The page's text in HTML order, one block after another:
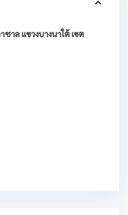
าล แขวงบางนาใต้ เขต